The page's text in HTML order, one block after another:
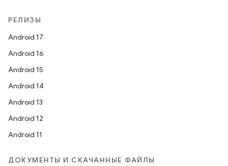
РЕЛИЗЫ
Android 17
Android 16
Android 15
Android 14
Android 13
Android 12
Android 11
ДОКУМЕНТЫ И СКАЧАННЫЕ ФАЙЛЫ